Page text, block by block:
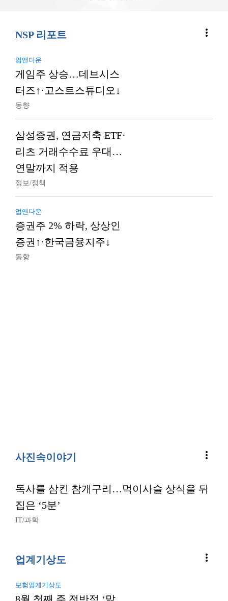
NSP 리포트 more_vert
업앤다운
게임주 상승…데브시스
터즈↑·고스트스튜디오↓
동향
삼성증권, 연금저축 ETF·
리츠 거래수수료 우대…
연말까지 적용
정보/정책
업앤다운
증권주 2% 하락, 상상인
증권↑·한국금융지주↓
동향
사진속이야기 more_vert
독사를 삼킨 참개구리…먹이사슬 상식을 뒤
집은 ‘5분’
IT/과학
업계기상도 more_vert
보험업계기상도